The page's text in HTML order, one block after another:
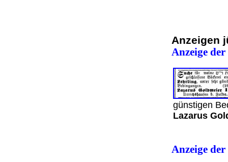
Anzeigen
Anzeige
günstigen
Lazarus
Anzeige